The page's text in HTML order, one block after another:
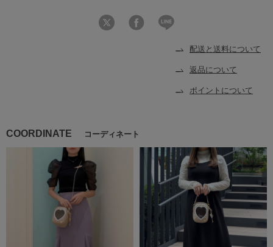
配送と送料について
返品について
ポイントについて
COORDINATE コーディネート